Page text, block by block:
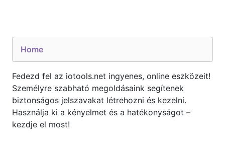
Home
Fedezd fel az iotools.net ingyenes, online eszközeit!
Személyre szabható megoldásaink segítenek
biztonságos jelszavakat létrehozni és kezelni.
Használja ki a kényelmet és a hatékonyságot –
kezdje el most!